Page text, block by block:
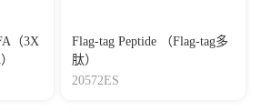
（3X
Flag-tag Peptide （Flag-tag多
肽）
20572ES